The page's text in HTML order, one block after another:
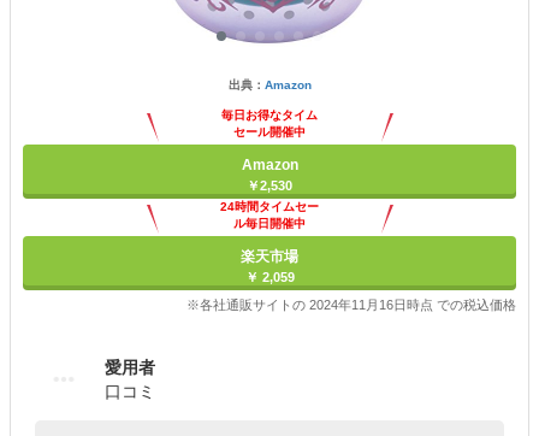
出典： Amazon
毎日お得なタイム
セール開催中
Amazon
￥2,530
24時間タイムセー
ル毎日開催中
楽天市場
￥ 2,059
※各社通販サイトの 2024年11月16日時点 での税込価格
愛用者
口コミ